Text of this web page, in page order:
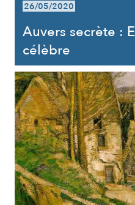
26/05/2020
Auvers secrète :
célèbre